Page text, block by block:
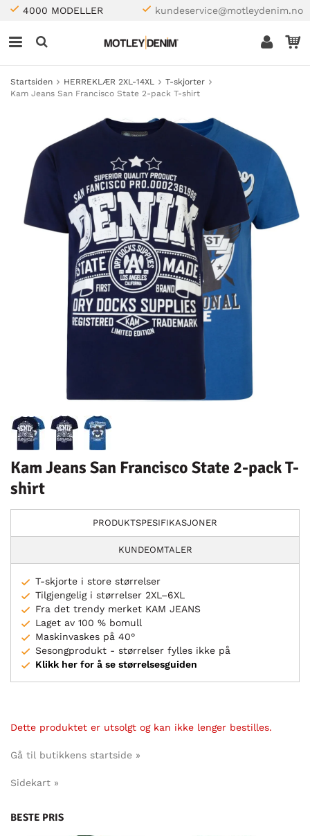
4000 MODELLER kundeservice@motleydenim.no
Startsiden HERREKLÆR 2XL-14XL
T-skjorter
Kam Jeans San Francisco State 2-pack T-shirt
Kam Jeans San Francisco State 2-pack T-
shirt
PRODUKTSPESIFIKASJONER
KUNDEOMTALER
T-skjorte i store størrelser
Tilgjengelig i størrelser 2XL–6XL
Fra det trendy merket KAM JEANS
Laget av 100 % bomull
Maskinvaskes på 40°
Sesongprodukt - størrelser fylles ikke på
Klikk her for å se størrelsesguiden
Dette produktet er utsolgt og kan ikke lenger bestilles.
Gå til butikkens startside »
Sidekart »
BESTE PRIS